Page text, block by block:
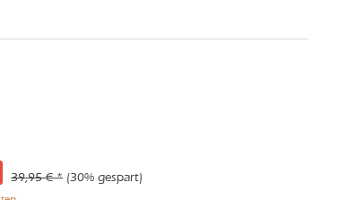
39,95 € * (30% gespart)